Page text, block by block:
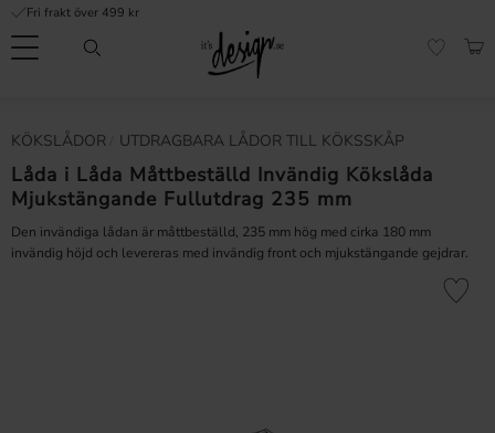
Meny
Fri frakt över 499 kr
KÖKSLÅDOR UTDRAGBARA LÅDOR TILL KÖKSSKÅP
Låda i Låda Måttbeställd Invändig Kökslåda
Mjukstängande Fullutdrag 235 mm
Den invändiga lådan är måttbeställd, 235 mm hög med cirka 180 mm
invändig höjd och levereras med invändig front och mjukstängande gejdrar.
Lägg till
Vanliga frågor
Inspiration & Tips
sidor |
It's
Design